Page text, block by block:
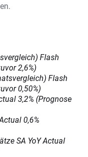
Flash
2,6%)
Flash
0,50%)
3,2% (Prognose
0,6%
SA YoY Actual